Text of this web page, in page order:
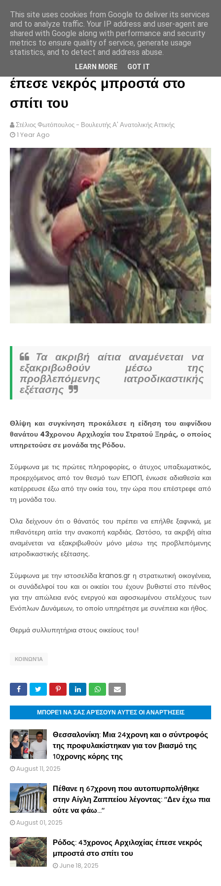
ΣΤΕΛΙΟΣ ΦΩΤΟΠΟΥΛΟΣ
Ρόδος: 43χρονος Αρχιλοχίας
έπεσε νεκρός μπροστά στο
σπίτι του
Στέλιος Φωτόπουλος - Βουλευτής Α' Ανατολικής Αττικής
1 Year Ago
Tα ακριβή αίτια αναμένεται να
εξακριβωθούν μέσω της
προβλεπόμενης ιατροδικαστικής
εξέτασης
Θλίψη και συγκίνηση προκάλεσε η είδηση του αιφνίδιου
θανάτου 43χρονου Αρχιλοχία του Στρατού Ξηράς, ο οποίος
υπηρετούσε σε μονάδα της Ρόδου.
Σύμφωνα με τις πρώτες πληροφορίες, ο άτυχος υπαξιωματικός,
προερχόμενος από τον θεσμό των ΕΠΟΠ, ένιωσε αδιαθεσία και
κατέρρευσε έξω από την οικία του, την ώρα που επέστρεφε από
τη μονάδα του.
Όλα δείχνουν ότι ο θάνατός του πρέπει να επήλθε ξαφνικά, με
πιθανότερη αιτία την ανακοπή καρδιάς. Ωστόσο, τα ακριβή αίτια
αναμένεται να εξακριβωθούν μόνο μέσω της προβλεπόμενης
ιατροδικαστικής εξέτασης.
Σύμφωνα με την ιστοσελίδα kranos.gr η στρατιωτική οικογένεια,
οι συνάδελφοί του και οι οικείοι του έχουν βυθιστεί στο πένθος
για την απώλεια ενός ενεργού και αφοσιωμένου στελέχους των
Ενόπλων Δυνάμεων, το οποίο υπηρέτησε με συνέπεια και ήθος.
Θερμά συλλυπητήρια στους οικείους του!
ΚΟΙΝΩΝΊΑ
ΜΠΟΡΕΊ ΝΑ ΣΑΣ ΑΡΈΣΟΥΝ ΑΥΤΈΣ ΟΙ ΑΝΑΡΤΉΣΕΙΣ
Θεσσαλονίκη: Μια 24χρονη και ο σύντροφός
της προφυλακίστηκαν για τον βιασμό της
10χρονης κόρης της
August 11, 2025
Πέθανε η 67χρονη που αυτοπυρπολήθηκε
στην Αίγλη Ζαππείου λέγοντας: "Δεν έχω πια
ούτε να φάω..."
August 01, 2025
Ρόδος: 43χρονος Αρχιλοχίας έπεσε νεκρός
μπροστά στο σπίτι του
June 18, 2025
This site uses cookies from Google to deliver its services
and to analyze traffic. Your IP address and user-agent are
shared with Google along with performance and security
metrics to ensure quality of service, generate usage
statistics, and to detect and address abuse.
LEARN MORE GOT IT